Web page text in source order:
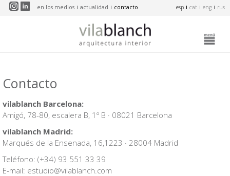
Pasar al contenido principal
en los medios actualidad contacto esp cat eng rus
Contacto
vilablanch Barcelona:
Amigó, 78-80, escalera B, 1º B · 08021 Barcelona
vilablanch Madrid:
Marqués de la Ensenada, 16,1223 · 28004 Madrid
Teléfono: (+34) 93 551 33 39
E-mail: estudio@vilablanch.com